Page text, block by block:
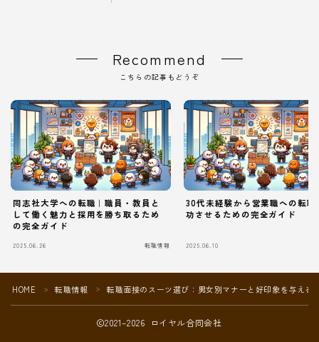
Follow Me
Recommend
こちらの記事もどうぞ
同志社大学への転職｜職員・教員と
して働く魅力と採用を勝ち取るため
の完全ガイド
2025.06.26 転職情報
30代未経験から営業職への転職
功させるための完全ガイド
2025.06.10
HOME ＞ 転職情報 ＞ 転職面接のスーツ選び：男女別マナーと好印象を与える
2021–2026 ロイヤル合同会社